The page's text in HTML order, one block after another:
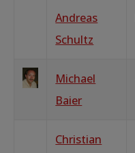
Andreas
Schultz
Michael
Baier
Christian